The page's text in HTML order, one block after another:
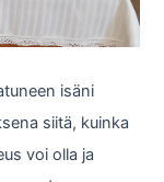
isäni
siitä, kuinka
voi olla ja